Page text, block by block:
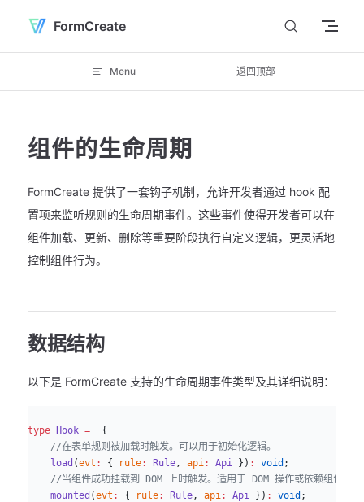
Skip to content
FormCreate
Menu 返回顶部
组件的生命周期
FormCreate 提供了一套钩子机制，允许开发者通过 hook 配
置项来监听规则的生命周期事件。这些事件使得开发者可以在
组件加载、更新、删除等重要阶段执行自定义逻辑，更灵活地
控制组件行为。
数据结构
以下是 FormCreate 支持的生命周期事件类型及其详细说明：
type Hook =
  {
    //在表单规则被加载时触发。可以用于初始化逻辑。
    load
(evt : { rule: Rule , api : Api }) : void ;
//当组件成功挂载到 DOM 上时触发。适用于 DOM 操作或依赖组件渲染
    mounted
(evt : { rule: Rule , api : Api }) : void ;